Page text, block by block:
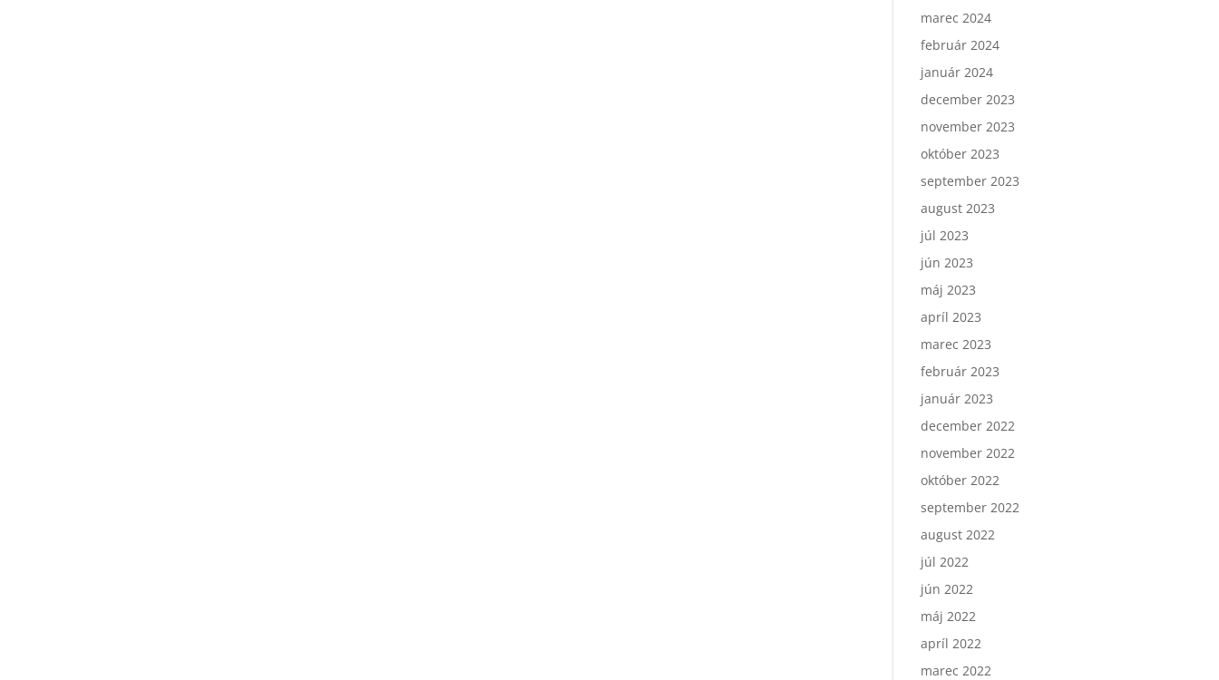
marec 2024
február 2024
január 2024
december 2023
november 2023
október 2023
september 2023
august 2023
júl 2023
jún 2023
máj 2023
apríl 2023
marec 2023
február 2023
január 2023
december 2022
november 2022
október 2022
september 2022
august 2022
júl 2022
jún 2022
máj 2022
apríl 2022
marec 2022